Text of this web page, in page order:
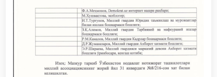
доирасида муддатди ҳарбий хизматчиларга
сертификатлар топширилди. // Миллий гвардия
қўмондони, генерал-полковник B.Tashmatov
пойтахтимиздаги манзилли ишлари давомида
ёшлар билан учрашиб, улар билан очиқ мулоқот
ўтказди. // Фарғона вилоятида жиноят содир
этишга мойил шахслар яшаш манзилларида тезкор